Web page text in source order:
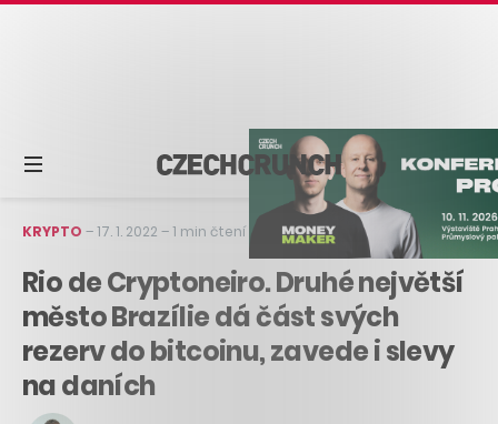
KRYPTO –17. 1. 2022 –1 min čtení
Rio de Cryptoneiro. Druhé největší
město Brazílie dá část svých
rezerv do bitcoinu, zavede i slevy
na daních